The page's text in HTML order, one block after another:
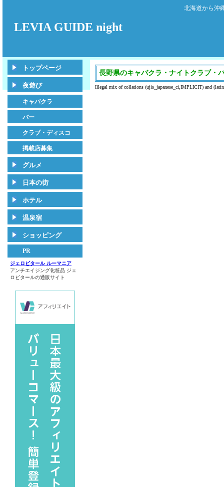
LEVIA GUIDE night
北海道から沖
トップページ
夜遊び
キャバクラ
バー
クラブ・ディスコ
掲載店募集
グルメ
日本の街
ホテル
温泉宿
ショッピング
PR
ジェロビタール ルーマニア
アンチエイジング化粧品 ジェ
ロビタールの通販サイト
長野県のキャバクラ・ナイトクラブ・
Illegal mix of collations (ujis_japanese_ci,IMPLICIT) and